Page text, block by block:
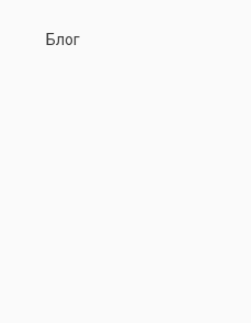
Блог